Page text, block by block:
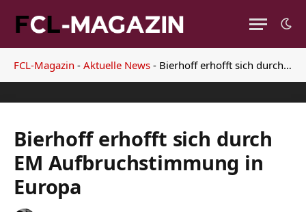
FCL-Magazin - Aktuelle News - Bierhoff erhofft sich durch EM Aufbruchstimmung in Europa
Bierhoff erhofft sich durch
EM Aufbruchstimmung in
Europa